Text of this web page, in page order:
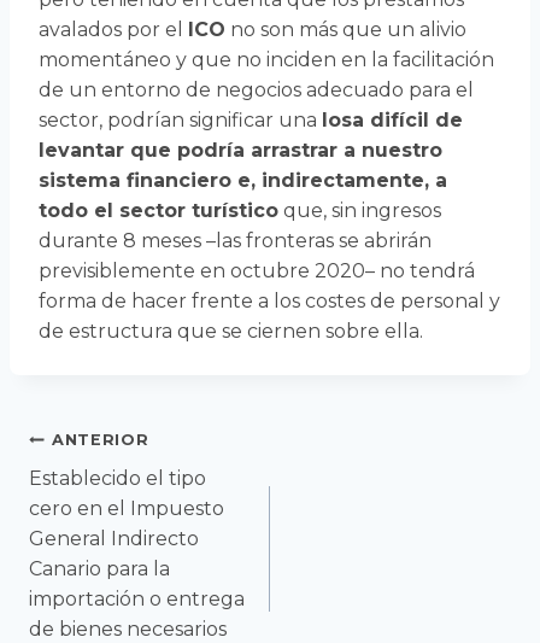
avalados por el
ICO no son más que un alivio
momentáneo y que no inciden en la facilitación
de un entorno de negocios adecuado para el
sector, podrían significar una losa difícil de
levantar que podría arrastrar a nuestro
sistema financiero e, indirectamente, a
todo el sector turístico que, sin ingresos
durante 8 meses –las fronteras se abrirán
previsiblemente en octubre 2020– no tendrá
forma de hacer frente a los costes de personal y
de estructura que se ciernen sobre ella.
Navegación
de
entradas
ANTERIOR
Establecido el tipo
cero en el Impuesto
General Indirecto
Canario para la
importación o entrega
de bienes necesarios